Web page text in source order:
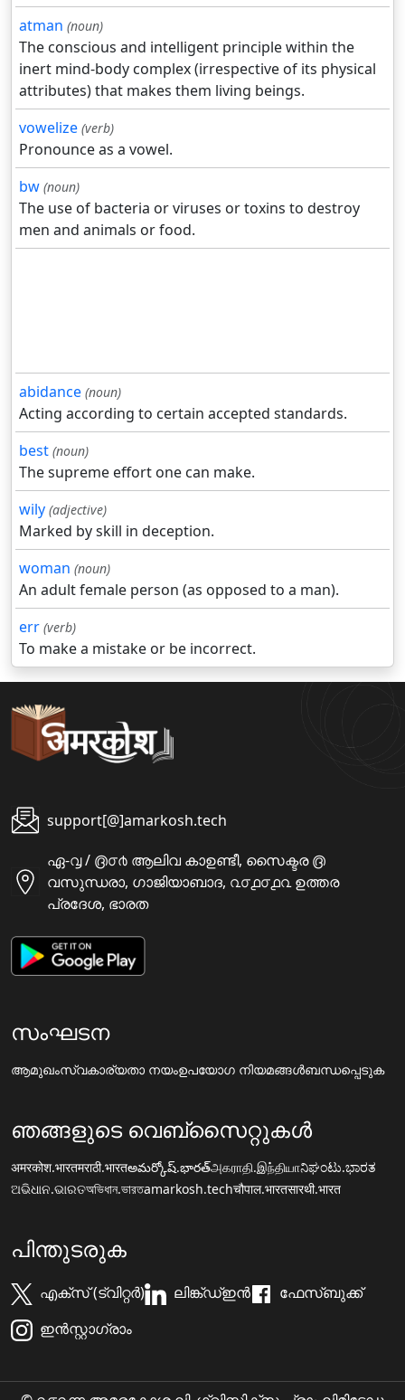
atman (noun)
The conscious and intelligent principle within the
inert mind-body complex (irrespective of its physical
attributes) that makes them living beings.
vowelize (verb)
Pronounce as a vowel.
bw (noun)
The use of bacteria or viruses or toxins to destroy
men and animals or food.
abidance (noun)
Acting according to certain accepted standards.
best (noun)
The supreme effort one can make.
wily (adjective)
Marked by skill in deception.
woman (noun)
An adult female person (as opposed to a man).
err (verb)
To make a mistake or be incorrect.
support[@]amarkosh.tech
ഏ-൮ / ൫൦൪ ആലിവ കാഉണ്ടീ, സൈക്ടര ൫
വസുന്ധരാ, ഗാജിയാബാദ, ൨൦൧൦൧൨ ഉത്തര
പ്രദേശ, ഭാരത
സംഘടന
ആമുഖംസ്വകാര്യതാ നയംഉപയോഗ നിയമങ്ങൾബന്ധപ്പെടുക
ഞങ്ങളുടെ വെബ്സൈറ്റുകൾ
अमरकोश.भारतमराठी.भारतఅమర్కోష్.భారత్அகராதி.இந்தியாನಿಘಂಟು.ಭಾರತ
ଅଭିଧାନ.ଭାରତঅভিধান.ভারতamarkosh.techचौपाल.भारतसारथी.भारत
പിന്തുടരുക
എക്സ് (ട്വിറ്റർ) ലിങ്ക്ഡ്ഇൻ
ഫേസ്ബുക്ക്
ഇൻസ്റ്റാഗ്രാം